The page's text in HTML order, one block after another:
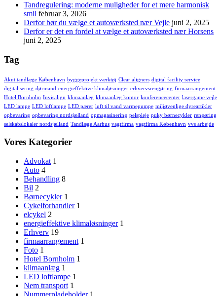
Tandregulering: moderne muligheder for et mere harmonisk
smil februar 3, 2026
Derfor bør du vælge et autoværksted nær Vejle juni 2, 2025
Derfor er det en fordel at vælge et autoværksted nær Horsens
juni 2, 2025
Tag
Akut tandlæge København byggeprojekt værktøj Clear aligners digital facility service
digitalisering dørmand energieffektive klimaløsninger erhvervsrengøring firmaarrangement
Hotel Bornholm Invisalign klimaanlæg klimaanlæg kontor konferencecenter lasergame vejle
LED lampe LED loftlampe LED pærer luft til vand varmepumpe miljøvenlige dyreartikler
opbevaring opbevaring nordsjælland opmagasinering pelspleje puky børnecykler rengøring
selskabslokaler nordsjælland Tandlæge Aarhus vagtfirma vagtfirma København vvs arbejde
Vores Kategorier
Advokat 1
Auto 4
Behandling 8
Bil 2
Børnecykler 1
Cykelforhandler 1
elcykel 2
energieffektive klimaløsninger 1
Erhverv 19
firmaarrangement 1
Foto 1
Hotel Bornholm 1
klimaanlæg 1
LED loftlampe 1
Nem transport 1